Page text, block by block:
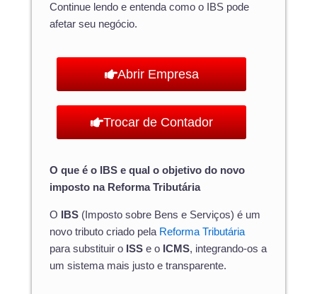
Continue lendo e entenda como o IBS pode
afetar seu negócio.
Abrir Empresa
Trocar de Contador
O que é o IBS e qual o objetivo do novo
imposto na Reforma Tributária
O IBS (Imposto sobre Bens e Serviços) é um
novo tributo criado pela Reforma Tributária
para substituir o ISS e o ICMS, integrando-os a
um sistema mais justo e transparente.